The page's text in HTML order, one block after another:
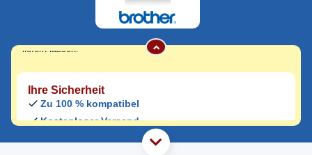
Den Druckerhersteller und das Druckermodell auf Sparsando.de
liefern lassen.
Ihre Sicherheit
Zu 100 % kompatibel
Kostenloser Versand